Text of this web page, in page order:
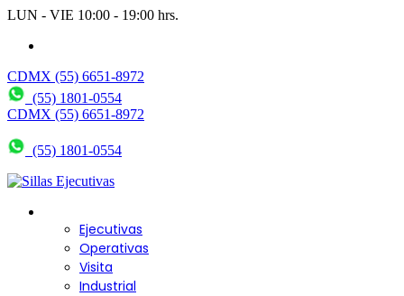
LUN - VIE 10:00 - 19:00 hrs.
CDMX (55) 6651-8972
(55) 1801-0554
CDMX (55) 6651-8972
(55) 1801-0554
Ejecutivas
Operativas
Visita
Industrial